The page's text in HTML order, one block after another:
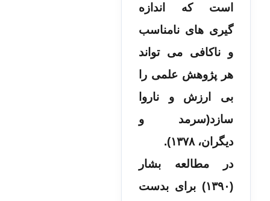
است که اندازه
گیری های نامناسب
و ناکافی می تواند
هر پژوهش علمی را
بی ارزش و ناروا
سازد(سرمد و
دیگران، ۱۳۷۸).
در مطالعه بشار
(۱۳۹۰) برای بدست